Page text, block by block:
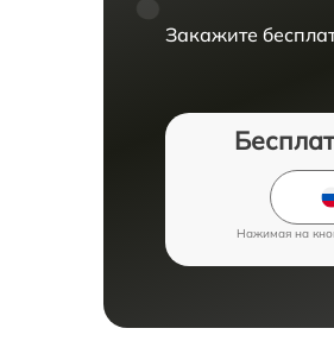
Закажите
Нажимая на